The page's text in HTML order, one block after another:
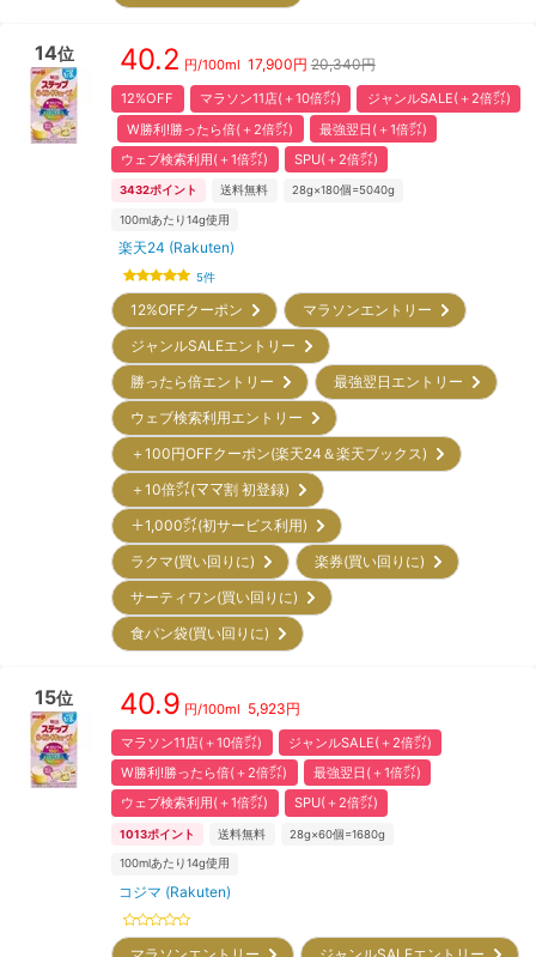
14位 40.2 円/100ml 17,900円 20,340円
12%OFF マラソン11店(＋10倍㌽)
ジャンルSALE(＋2倍㌽)
W勝利!勝ったら倍(＋2倍㌽)
最強翌日(＋1倍㌽)
ウェブ検索利用(＋1倍㌽)
SPU(＋2倍㌽)
3432ポイント 送料無料 28g×180個=5040g
100mlあたり14g使用
楽天24 (Rakuten)
5件
12%OFFクーポン
マラソンエントリー
ジャンルSALEエントリー
勝ったら倍エントリー
最強翌日エントリー
ウェブ検索利用エントリー
＋100円OFFクーポン(楽天24＆楽天ブックス)
＋10倍㌽(ママ割 初登録)
＋1,000㌽(初サービス利用)
ラクマ(買い回りに)
楽券(買い回りに)
サーティワン(買い回りに)
食パン袋(買い回りに)
15位 40.9 円/100ml 5,923円
マラソン11店(＋10倍㌽)
ジャンルSALE(＋2倍㌽)
W勝利!勝ったら倍(＋2倍㌽)
最強翌日(＋1倍㌽)
ウェブ検索利用(＋1倍㌽)
SPU(＋2倍㌽)
1013ポイント 送料無料 28g×60個=1680g
100mlあたり14g使用
コジマ (Rakuten)